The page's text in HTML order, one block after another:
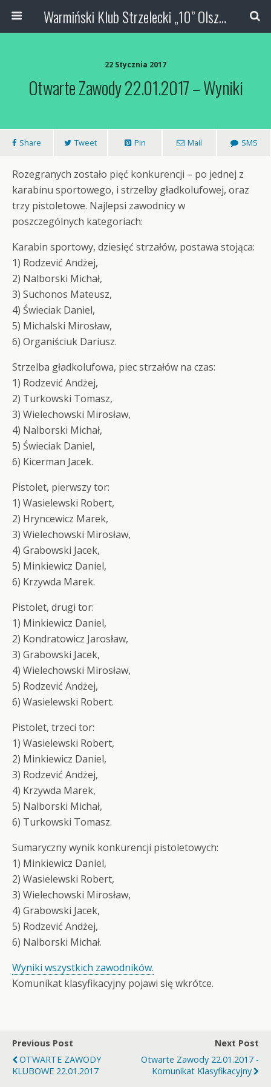
Warmiński Klub Strzelecki „10” Olsztyn
22 Stycznia 2017
Otwarte Zawody 22.01.2017 – Wyniki
Share Tweet Pin Mail SMS
Rozegranych zostało pięć konkurencji – po jednej z
karabinu sportowego, i strzelby gładkolufowej, oraz
trzy pistoletowe. Najlepsi zawodnicy w
poszczególnych kategoriach:
Karabin sportowy, dziesięć strzałów, postawa stojąca:
1) Rodzević Andżej,
2) Nalborski Michał,
3) Suchonos Mateusz,
4) Świeciak Daniel,
5) Michalski Mirosław,
6) Organiściuk Dariusz.
Strzelba gładkolufowa, piec strzałów na czas:
1) Rodzević Andżej,
2) Turkowski Tomasz,
3) Wielechowski Mirosław,
4) Nalborski Michał,
5) Świeciak Daniel,
6) Kicerman Jacek.
Pistolet, pierwszy tor:
1) Wasielewski Robert,
2) Hryncewicz Marek,
3) Wielechowski Mirosław,
4) Grabowski Jacek,
5) Minkiewicz Daniel,
6) Krzywda Marek.
Pistolet, drugi tor:
1) Minkiewicz Daniel,
2) Kondratowicz Jarosław,
3) Grabowski Jacek,
4) Wielechowski Mirosław,
5) Rodzević Andżej,
6) Wasielewski Robert.
Pistolet, trzeci tor:
1) Wasielewski Robert,
2) Minkiewicz Daniel,
3) Rodzević Andżej,
4) Krzywda Marek,
5) Nalborski Michał,
6) Turkowski Tomasz.
Sumaryczny wynik konkurencji pistoletowych:
1) Minkiewicz Daniel,
2) Wasielewski Robert,
3) Wielechowski Mirosław,
4) Grabowski Jacek,
5) Rodzević Andżej,
6) Nalborski Michał.
Wyniki wszystkich zawodników.
Komunikat klasyfikacyjny pojawi się wkrótce.
Previous Post
OTWARTE ZAWODY
KLUBOWE 22.01.2017
Next Post
Otwarte Zawody 22.01.2017 -
Komunikat Klasyfikacyjny